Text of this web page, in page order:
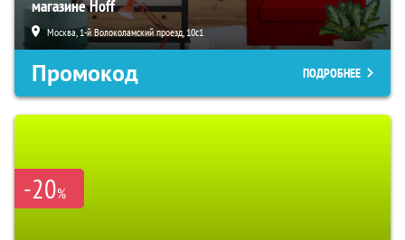
магазине Hoff
Москва, 1-й Волоколамский проезд, 10с1
Промокод ПОДРОБНЕЕ
-20%